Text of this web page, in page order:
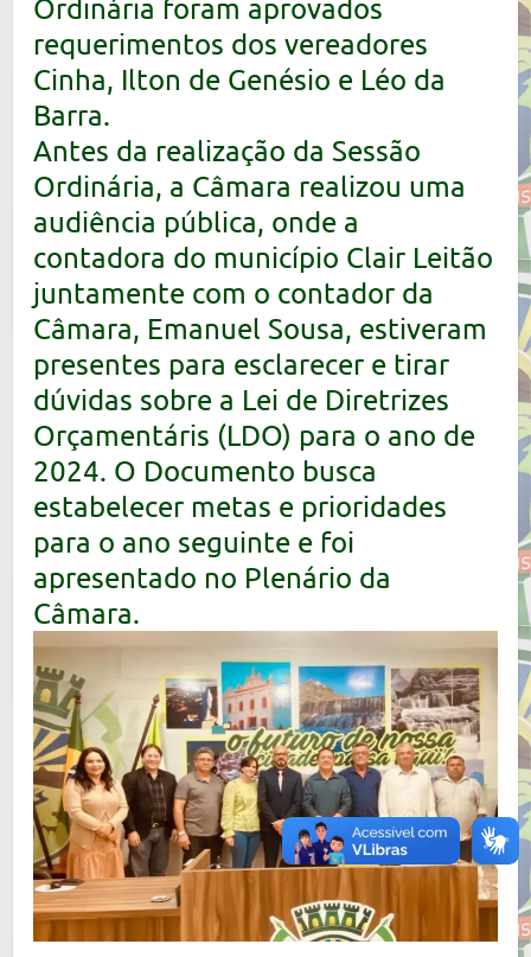
Ordinária foram aprovados
requerimentos dos vereadores
Cinha, Ilton de Genésio e Léo da
Barra.
Antes da realização da Sessão
Ordinária, a Câmara realizou uma
audiência pública, onde a
contadora do município Clair Leitão
juntamente com o contador da
Câmara, Emanuel Sousa, estiveram
presentes para esclarecer e tirar
dúvidas sobre a Lei de Diretrizes
Orçamentáris (LDO) para o ano de
2024. O Documento busca
estabelecer metas e prioridades
para o ano seguinte e foi
apresentado no Plenário da
Câmara.